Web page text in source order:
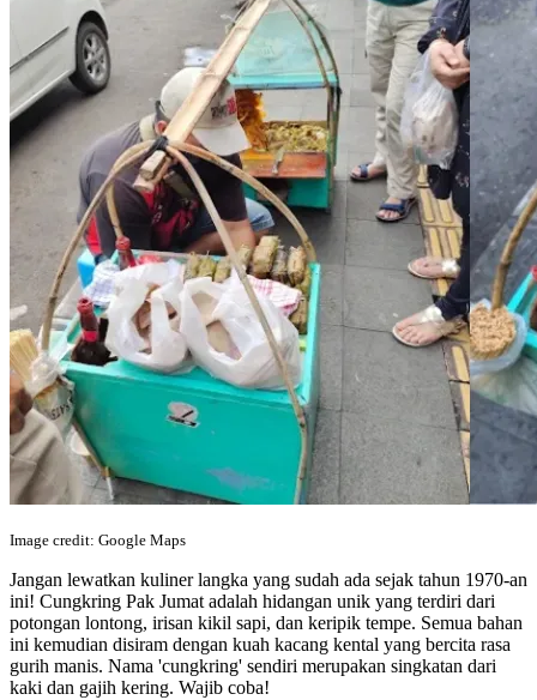
Image credit: Google Maps
Jangan lewatkan kuliner langka yang sudah ada sejak tahun 1970-an
ini! Cungkring Pak Jumat adalah hidangan unik yang terdiri dari
potongan lontong, irisan kikil sapi, dan keripik tempe. Semua bahan
ini kemudian disiram dengan kuah kacang kental yang bercita rasa
gurih manis. Nama 'cungkring' sendiri merupakan singkatan dari
kaki dan gajih kering. Wajib coba!